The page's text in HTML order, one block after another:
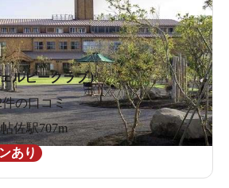
ルビークラブ）
件の口コミ
佐駅707m
あり